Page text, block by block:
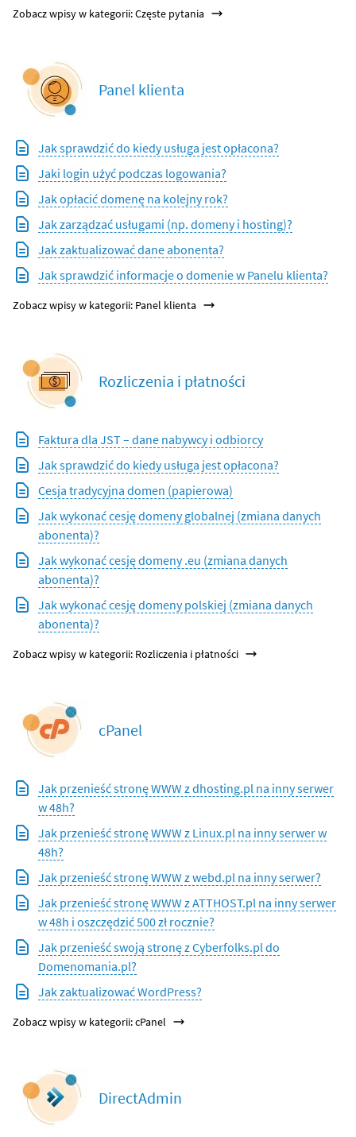
Zobacz wpisy w kategorii: Częste pytania
Panel klienta
Jak sprawdzić do kiedy usługa jest opłacona?
Jaki login użyć podczas logowania?
Jak opłacić domenę na kolejny rok?
Jak zarządzać usługami (np. domeny i hosting)?
Jak zaktualizować dane abonenta?
Jak sprawdzić informacje o domenie w Panelu klienta?
Zobacz wpisy w kategorii: Panel klienta
Rozliczenia i płatności
Faktura dla JST – dane nabywcy i odbiorcy
Jak sprawdzić do kiedy usługa jest opłacona?
Cesja tradycyjna domen (papierowa)
Jak wykonać cesję domeny globalnej (zmiana danych
abonenta)?
Jak wykonać cesję domeny .eu (zmiana danych
abonenta)?
Jak wykonać cesję domeny polskiej (zmiana danych
abonenta)?
Zobacz wpisy w kategorii: Rozliczenia i płatności
cPanel
Jak przenieść stronę WWW z dhosting.pl na inny serwer
w 48h?
Jak przenieść stronę WWW z Linux.pl na inny serwer w
48h?
Jak przenieść stronę WWW z webd.pl na inny serwer?
Jak przenieść stronę WWW z ATTHOST.pl na inny serwer
w 48h i oszczędzić 500 zł rocznie?
Jak przenieść swoją stronę z Cyberfolks.pl do
Domenomania.pl?
Jak zaktualizować WordPress?
Zobacz wpisy w kategorii: cPanel
DirectAdmin